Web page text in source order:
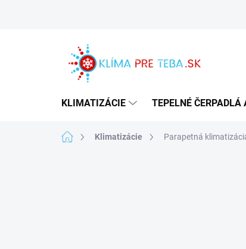
KLIMATIZÁCIE TEPELNÉ ČERPADLÁ
DomovKlimatizácie Parapetná